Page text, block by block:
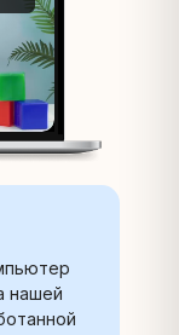
нашей